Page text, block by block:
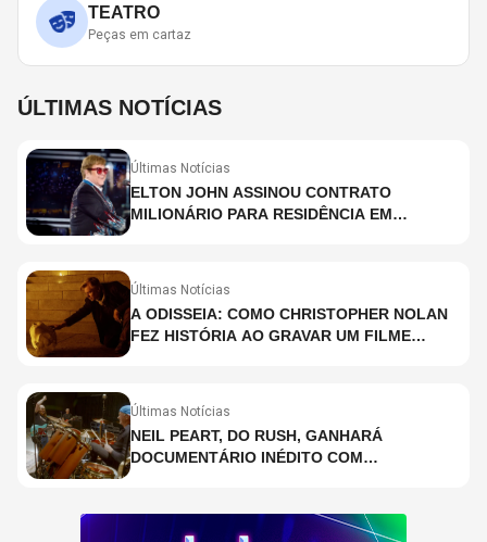
TEATRO
Peças em cartaz
ÚLTIMAS NOTÍCIAS
Últimas Notícias
ELTON JOHN ASSINOU CONTRATO
MILIONÁRIO PARA RESIDÊNCIA EM
Últimas Notícias
A ODISSEIA: COMO CHRISTOPHER NOLAN
FEZ HISTÓRIA AO GRAVAR UM FILME
Últimas Notícias
NEIL PEART, DO RUSH, GANHARÁ
DOCUMENTÁRIO INÉDITO COM